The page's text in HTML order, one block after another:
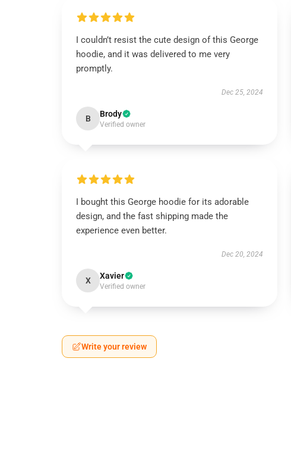
I couldn’t resist the cute design of this George
hoodie, and it was delivered to me very
promptly.
Dec 25, 2024
B Brody
Verified owner
I bought this George hoodie for its adorable
design, and the fast shipping made the
experience even better.
Dec 20, 2024
X Xavier
Verified owner
Write your review